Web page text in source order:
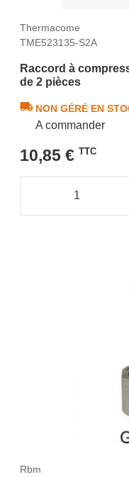
Thermacome
TME523135-S2A
Raccord à
de 2 pièces
NON GÉRÉ EN
A commander
10,85 € TTC
Rbm